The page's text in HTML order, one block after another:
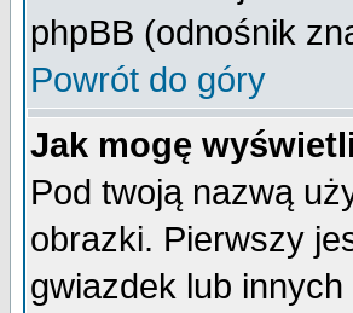
phpBB (odnośnik
Powrót do góry
Jak mogę
Pod twoją nazwą
obrazki. Pierwszy
gwiazdek lub